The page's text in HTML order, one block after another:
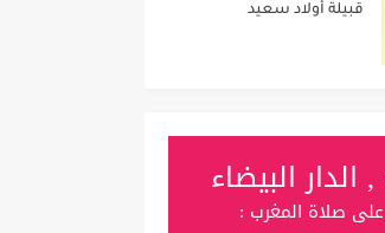
قبيلة أولاد سعيد